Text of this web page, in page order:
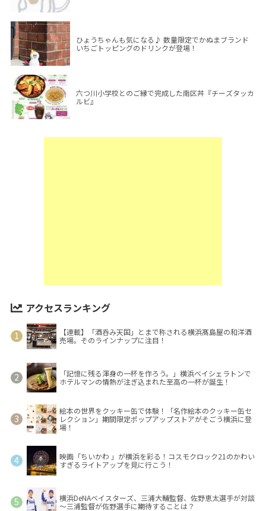
ひょうちゃんも気になる♪ 数量限定でかぬまブランド
いちごトッピングのドリンクが登場！
六つ川小学校とのご縁で完成した南区丼『チーズタッカ
ルビ』
アクセスランキング
【連載】「酒呑み天国」とまで称される横浜髙島屋の和洋酒
売場。そのラインナップに注目！
「記憶に残る渾身の一杯を作ろう。」横浜ベイシェラトンで
ホテルマンの情熱が注ぎ込まれた至高の一杯が誕生！
絵本の世界をクッキー缶で体験！「名作絵本のクッキー缶セ
レクション」期間限定ポップアップストアがそごう横浜に登
場！
映画「ちいかわ 」が横浜を彩る！コスモクロック21のかわい
すぎるライトアップを見に行こう！
横浜DeNAベイスターズ、三浦大輔監督、佐野恵太選手が対談
～三浦監督が佐野選手に期待することは？